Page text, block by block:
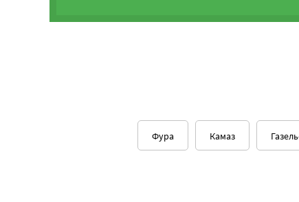
Камаз
Фура